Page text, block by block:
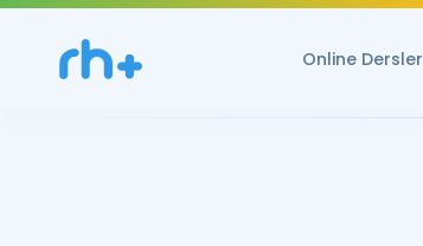
Online Dersler